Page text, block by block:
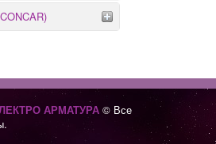
АРМАТУРА © Все